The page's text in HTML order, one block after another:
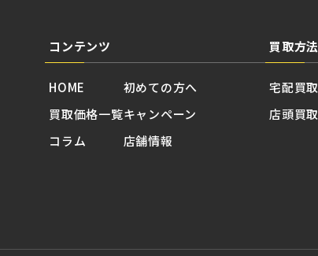
コンテンツ
HOME
買取価格一覧
コラム
初めての方へ
キャンペーン
店舗情報
買取方法
宅配買取
店頭買取